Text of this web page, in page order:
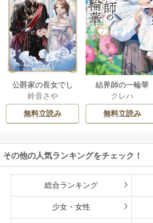
公爵家の長女でし
た
鈴音さや
無料立読み
結界師の一輪華
クレハ
無料立読み
その他の人気ランキングをチェック！
総合ランキング
少女・女性